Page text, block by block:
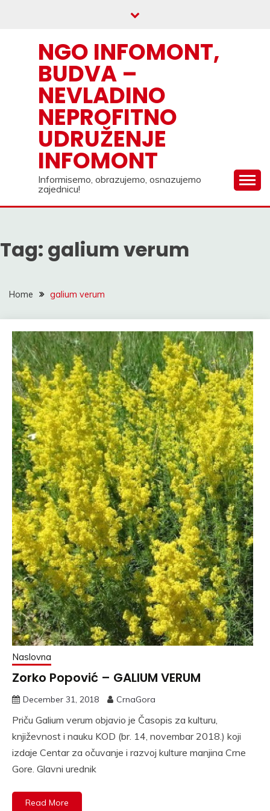
NGO INFOMONT,
BUDVA –
NEVLADINO
NEPROFITNO
UDRUŽENJE
INFOMONT
Informisemo, obrazujemo, osnazujemo
zajednicu!
Tag: galium verum
Home galium verum
Naslovna
Zorko Popović – GALIUM VERUM
December 31, 2018 CrnaGora
Priču Galium verum objavio je Časopis za kulturu,
književnost i nauku KOD (br. 14, novembar 2018.) koji
izdaje Centar za očuvanje i razvoj kulture manjina Crne
Gore. Glavni urednik
Read More